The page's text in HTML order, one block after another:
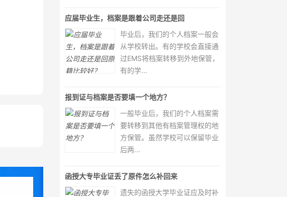
应届毕业生，档案是跟着公司走还是回
毕业后，我们的个人档案一般会
从学校转出。有的学校会直接通
过EMS将档案转移到外地保管，
有的学...
报到证与档案是否要填一个地方？
一般毕业后，我们的个人档案需
要转移到其他有档案管理权的地
方保管。虽然学校可以保留毕业
后两...
函授大专毕业证丢了原件怎么补回来
​​​​​​​遗失的函授大学毕业证应及时补